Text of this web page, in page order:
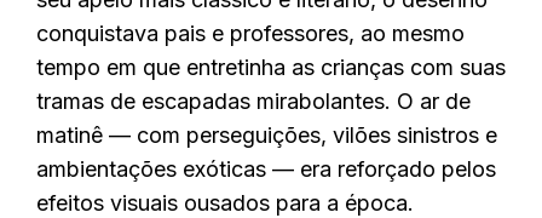
conquistava pais e professores, ao mesmo
tempo em que entretinha as crianças com suas
tramas de escapadas mirabolantes. O ar de
matinê — com perseguições, vilões sinistros e
ambientações exóticas — era reforçado pelos
efeitos visuais ousados para a época.